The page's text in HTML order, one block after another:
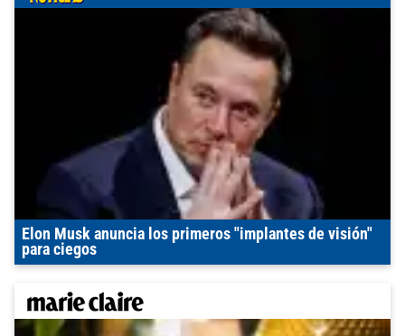
Elon Musk anuncia los primeros "implantes de visión"
para ciegos